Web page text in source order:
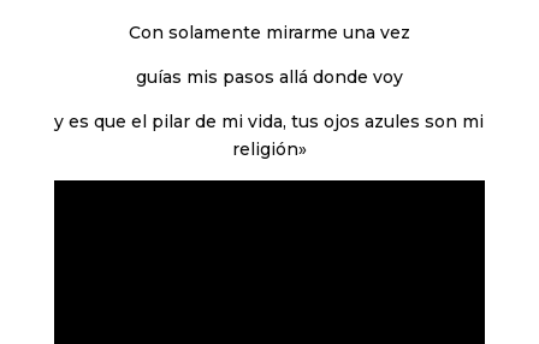
Con solamente mirarme una vez
guías mis pasos allá donde voy
y es que el pilar de mi vida, tus ojos azules son mi
religión»